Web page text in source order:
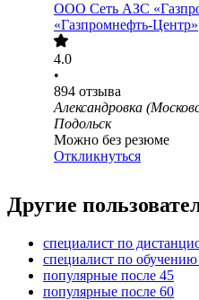
ООО Сеть АЗС
«Газпромнефть-Центр»
4.0
•
894 отзыва
Александровка
Подольск
Можно без резюме
Откликнуться
Другие
специалист по
специалист по
популярные после 45
популярные после 60